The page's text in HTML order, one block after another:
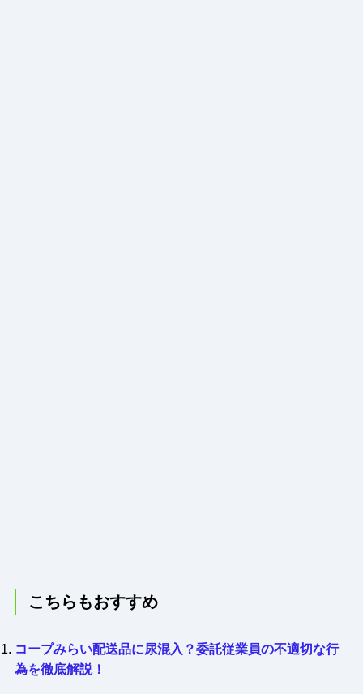
こちらもおすすめ
コープみらい配送品に尿混入？委託従業員の不適切な行
為を徹底解説！